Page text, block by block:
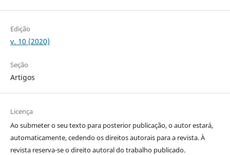
Edição
v. 10 (2020)
Seção
Artigos
Licença
Ao submeter o seu texto para posterior publicação, o autor estará,
automaticamente, cedendo os direitos autorais para a revista. À
revista reserva-se o direito autoral do trabalho publicado.